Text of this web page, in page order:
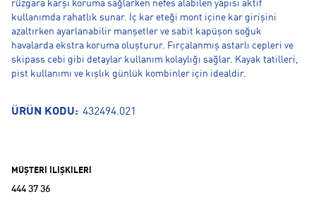
rüzgara karşı koruma sağlarken nefes alabilen yapısı aktif
kullanımda rahatlık sunar. İç kar eteği mont içine kar girişini
azaltırken ayarlanabilir manşetler ve sabit kapüşon soğuk
havalarda ekstra koruma oluşturur. Fırçalanmış astarlı cepleri ve
skipass cebi gibi detaylar kullanım kolaylığı sağlar. Kayak tatilleri,
pist kullanımı ve kışlık günlük kombinler için idealdir.
ÜRÜN KODU: 432494.021
MÜŞTERİ İLİŞKİLERİ
444 37 36